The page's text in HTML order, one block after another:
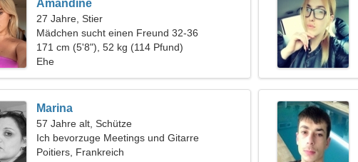
Amandine
27 Jahre, Stier
Mädchen sucht einen Freund 32-36
171 cm (5'8"), 52 kg (114 Pfund)
Ehe
Marina
57 Jahre alt, Schütze
Ich bevorzuge Meetings und Gitarre
Poitiers, Frankreich